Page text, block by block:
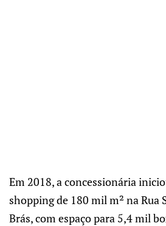
Em 2018, a concessionária
shopping de 180 mil m² na Rua
Brás, com espaço para 5,4 mil